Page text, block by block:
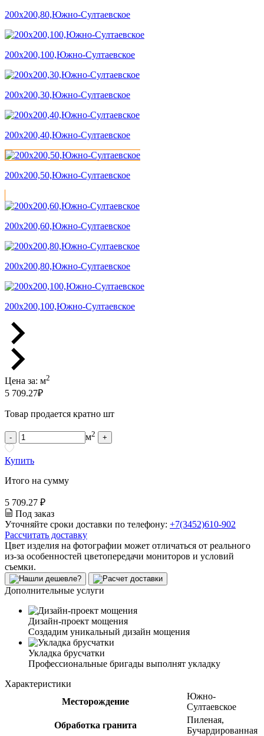
200х200,80,Южно-Султаевское
200х200,100,Южно-Султаевское
200х200,30,Южно-Султаевское
200х200,40,Южно-Султаевское
200х200,50,Южно-Султаевское
200х200,60,Южно-Султаевское
200х200,80,Южно-Султаевское
200х200,100,Южно-Султаевское
Цена за: м2
5 709.27₽
Товар продается кратно шт
- м2 +
Купить
Итого на сумму
5 709.27 ₽
Под заказ
Уточняйте сроки доставки по телефону: +7(3452)610-902
Рассчитать доставку
Цвет изделия на фотографии может отличаться от реального
из-за особенностей цветопередачи мониторов и условий
съемки.
Дополнительные услуги
Дизайн-проект мощения
Создадим уникальный дизайн мощения
Укладка брусчатки
Профессиональные бригады выполнят укладку
Характеристики
Месторождение
Южно-
Султаевское
Обработка гранита
Пиленая,
Бучардированная